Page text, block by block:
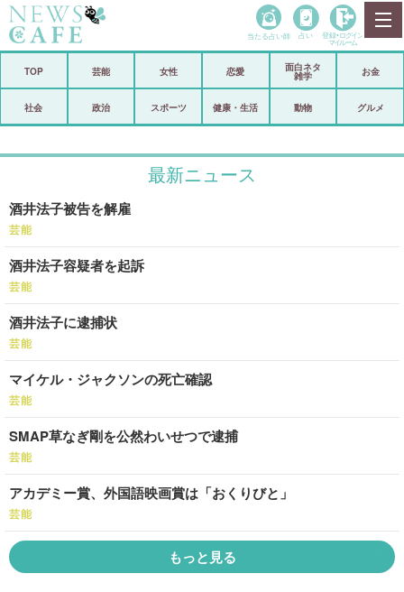
政治
スポーツ
恋愛
コメントポスト アリ／ナシ
当たる占い師 占い 登録• ログイン
マイルーム
TOP 芸能 女性 恋愛
面白ネタ
雑学
お金
社会 政治 スポーツ 健康・生活 動物 グルメ
最新ニュース
酒井法子被告を解雇
芸能
酒井法子容疑者を起訴
芸能
酒井法子に逮捕状
芸能
マイケル・ジャクソンの死亡確認
芸能
SMAP草なぎ剛を公然わいせつで逮捕
芸能
アカデミー賞、外国語映画賞は「おくりびと」
芸能
もっと見る